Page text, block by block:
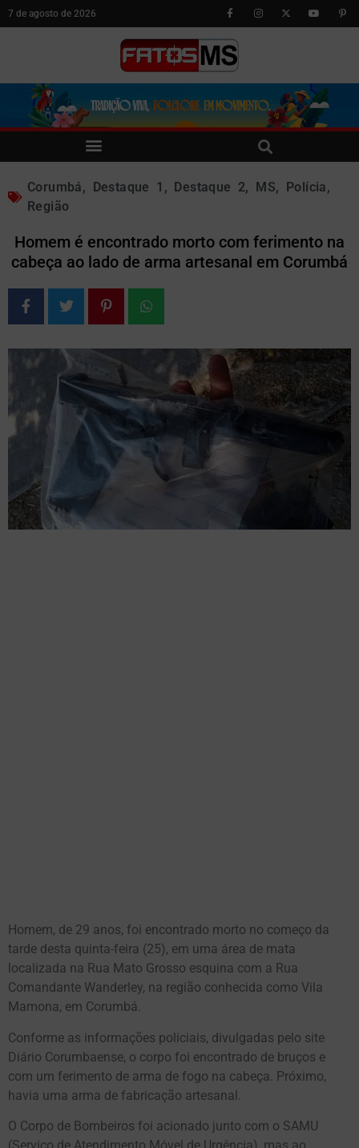
7 de agosto de 2026
Corumbá, Destaque 1 , Destaque 2, MS, Polícia,
Região
Homem é encontrado morto com ferimento na
cabeça ao lado de arma artesanal em Corumbá
Homem, de 29 anos, foi encontrado morto no começo da
tarde desta quinta-feira (25), em uma área de mata
localizada na Rua Mato Grosso esquina com a Rua
Comandante Wanderley, na região conhecida como Vila
Mamona, em Corumbá.
Conforme as informações policiais, divulgadas pelo site
Diário Corumbaense, o corpo foi encontrado de bruços e
com um ferimento de arma de fogo na cabeça. Próximo,
havia uma arma de fabricação artesanal.
O Corpo de Bombeiros foi acionado junto com o SAMU